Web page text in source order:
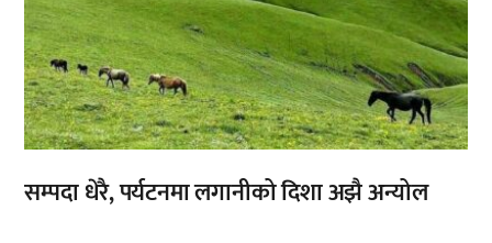
सम्पदा धेरै, पर्यटनमा लगानीको दिशा अझै अन्योल